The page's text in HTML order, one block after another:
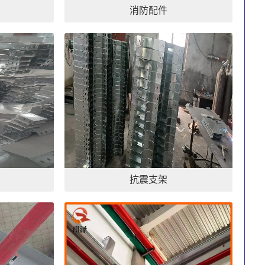
消防配件
抗震支架